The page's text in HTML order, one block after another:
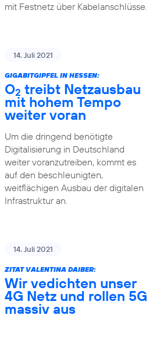
mit Festnetz über Kabelanschlüsse.
14. Juli 2021
GIGABITGIPFEL IN HESSEN:
O2 treibt Netzausbau
mit hohem Tempo
weiter voran
Um die dringend benötigte
Digitalisierung in Deutschland
weiter voranzutreiben, kommt es
auf den beschleunigten,
weitflächigen Ausbau der digitalen
Infrastruktur an.
14. Juli 2021
ZITAT VALENTINA DAIBER:
Wir vedichten unser
4G Netz und rollen 5G
massiv aus